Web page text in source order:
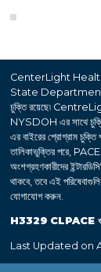
CenterLight
State Department
চুক্তি রয়েছে৷
NYSDOH এর সাথে
এর বাইরের প্রোগ্রাম চুক্তি
তালিকাভুক্তির পরে, PACE
অংশগ্রহণকারীদের
থাকবে, তবে এই
যোগাযোগ করুন.
H3329 CLPACE
Last Updated on